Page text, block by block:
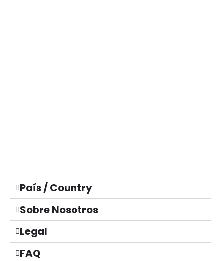
País / Country
Sobre Nosotros
Legal
FAQ